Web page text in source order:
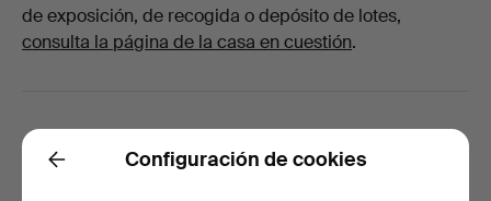
de exposición, de recogida o depósito de lotes,
consulta la página de la casa en cuestión.
¿Estás buscando algo más?
Back Configuración de cookies